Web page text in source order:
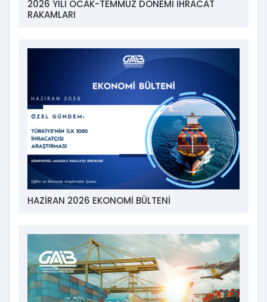
2026 YILI OCAK-TEMMUZ DÖNEMİ İHRACAT
RAKAMLARI
HAZİRAN 2026 EKONOMİ BÜLTENİ